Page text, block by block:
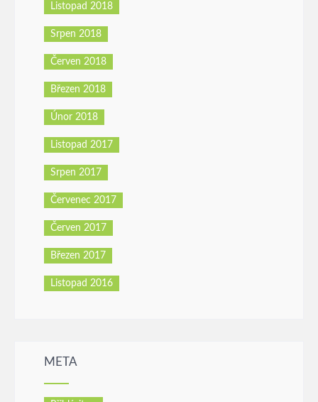
Listopad 2018
Srpen 2018
Červen 2018
Březen 2018
Únor 2018
Listopad 2017
Srpen 2017
Červenec 2017
Červen 2017
Březen 2017
Listopad 2016
META